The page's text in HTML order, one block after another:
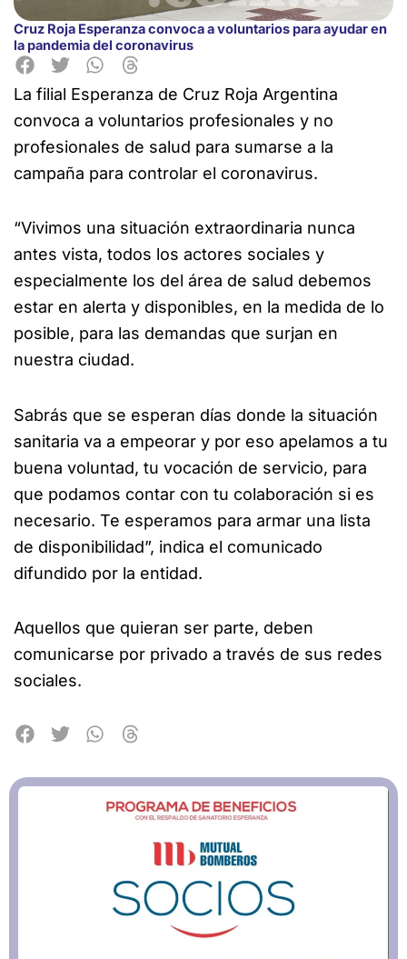
Cruz Roja Esperanza convoca a voluntarios para ayudar en
la pandemia del coronavirus
La filial Esperanza de Cruz Roja Argentina
convoca a voluntarios profesionales y no
profesionales de salud para sumarse a la
campaña para controlar el coronavirus.
“Vivimos una situación extraordinaria nunca
antes vista, todos los actores sociales y
especialmente los del área de salud debemos
estar en alerta y disponibles, en la medida de lo
posible, para las demandas que surjan en
nuestra ciudad.
Sabrás que se esperan días donde la situación
sanitaria va a empeorar y por eso apelamos a tu
buena voluntad, tu vocación de servicio, para
que podamos contar con tu colaboración si es
necesario. Te esperamos para armar una lista
de disponibilidad”, indica el comunicado
difundido por la entidad.
Aquellos que quieran ser parte, deben
comunicarse por privado a través de sus redes
sociales.